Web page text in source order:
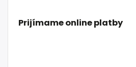
Prijímame online platby